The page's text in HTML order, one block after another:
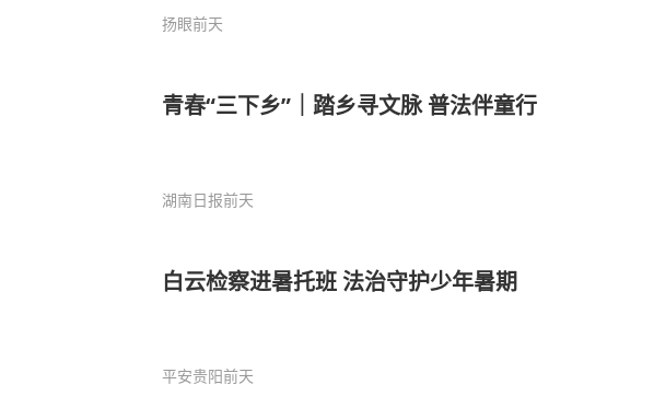
扬眼前天
青春“三下乡”｜踏乡寻文脉 普法伴童行
湖南日报前天
白云检察进暑托班 法治守护少年暑期
平安贵阳前天